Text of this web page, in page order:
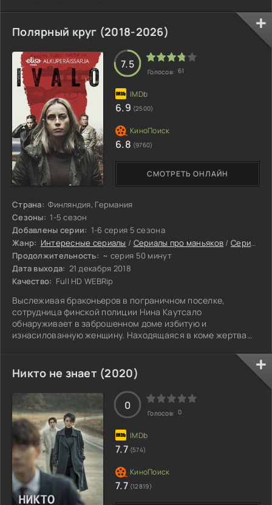
Полярный круг (2018-2026)
Страна: Финляндия, Германия
Сезоны: 1-5 сезон
Добавлены серии: 1-6 серия 5 сезона
Жанр: Интересные сериалы / Сериалы про маньяков /Сериалы 2025
Продолжительность: ~ серия 50 минут
Дата выхода: 21 декабря 2018
Качество: Full HD WEBRip
Выслеживая браконьеров в пограничном поселке,
сотрудница финской полиции Нина Каутсало
обнаруживает в заброшенном доме избитую и
изнасилованную женщину. Находящаяся в коме жертва
появление серийного убийцы.
СМОТРЕТЬ ОНЛАЙН
7.5
Голосов: 61
6.9 (2500)
6.8 (9760)
Никто не знает (2020)
0
Голосов: 0
7.7 (574)
7.7 (12819)